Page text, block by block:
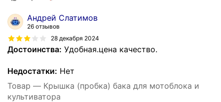
Андрей Слатимов
26 отзывов
28 декабря 2024
Достоинства: Удобная.цена качество.
Недостатки: Нет
Товар — Крышка (пробка) бака для мотоблока и
культиватора